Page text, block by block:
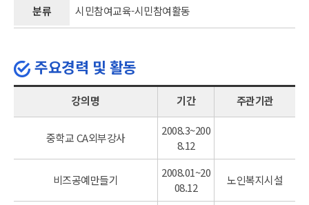
분류 시민참여교육-시민참여활동
주요경력 및 활동
강의명 기간 주관기관
중학교 CA외부강사
2008.3~200
8.12
비즈공예만들기
2008.01~20
08.12
노인복지시설